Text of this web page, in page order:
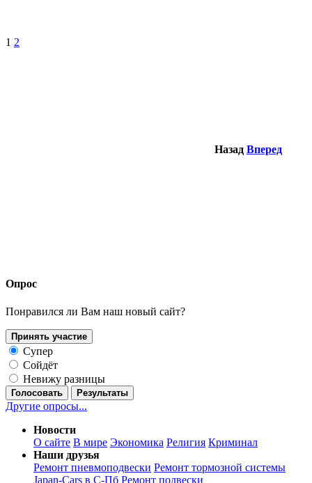
1 2
Назад Вперед
Опрос
Понравился ли Вам наш новый сайт?
Принять участие
Супер
Сойдёт
Невижу разницы
Голосовать Результаты
Другие опросы...
Новости
О сайте В мире Экономика Религия Криминал
Наши друзья
Ремонт пневмоподвески Ремонт тормозной системы
Japan-Cars в С-Пб Ремонт подвески